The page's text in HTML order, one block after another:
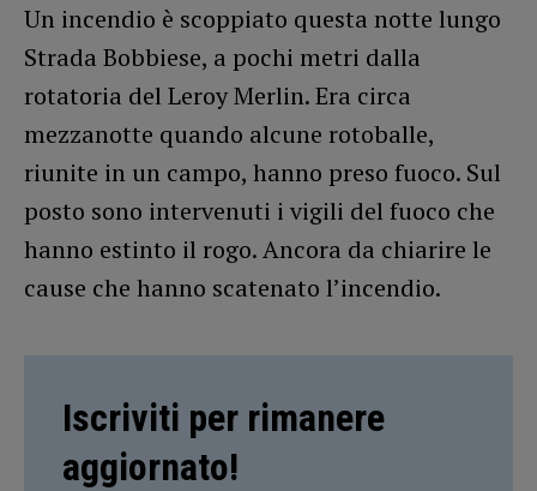
Un incendio è scoppiato questa notte lungo
Strada Bobbiese, a pochi metri dalla
rotatoria del Leroy Merlin. Era circa
mezzanotte quando alcune rotoballe,
riunite in un campo, hanno preso fuoco. Sul
posto sono intervenuti i vigili del fuoco che
hanno estinto il rogo. Ancora da chiarire le
cause che hanno scatenato l’incendio.
Iscriviti per rimanere
aggiornato!